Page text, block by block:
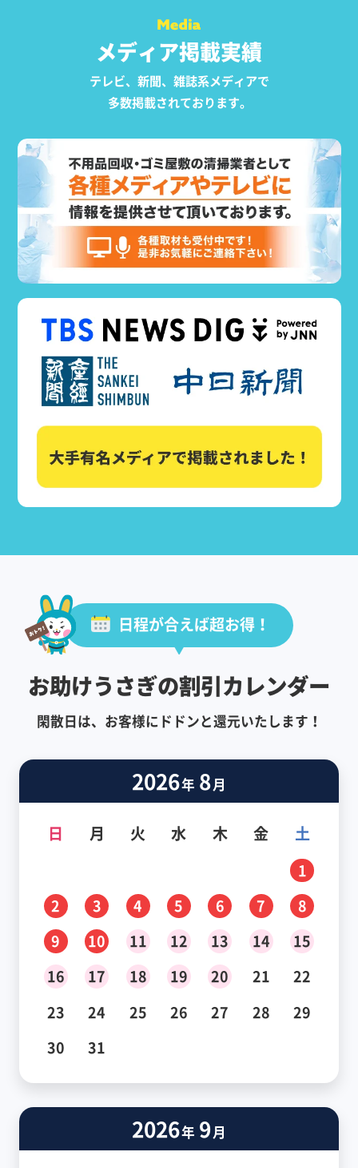
メディア掲載実績
テレビ、新聞、雑誌系メディアで
多数掲載されております。
日程が合えば超お得！
お助けうさぎの割引カレンダー
閑散日は、お客様にドドンと還元いたします！
2026年 8月
日 月 火 水 木 金 土
1
2
3 4 5 6 7
8
9
10 11 12 13 14
15
16
17 18 19 20 21
22
23
24 25 26 27 28
29
30
31
2026年 9月